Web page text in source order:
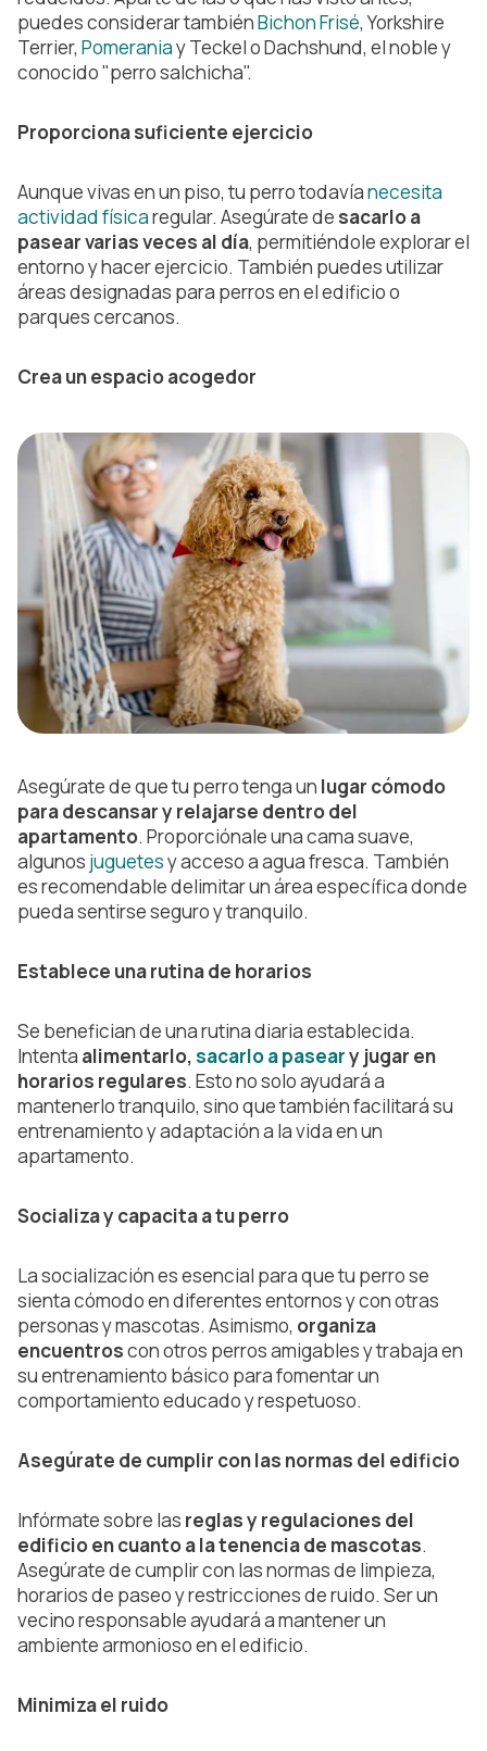
puedes considerar tambiénBichon Frisé, Yorkshire
Terrier, Pomeraniay Teckel o Dachshund, el noble y
conocido "perro salchicha".
Proporciona suficiente ejercicio
Aunque vivas en un piso, tu perro todavíanecesita
actividad físicaregular. Asegúrate de sacarlo a
pasear varias veces al día, permitiéndole explorar el
entorno y hacer ejercicio. También puedes utilizar
áreas designadas para perros en el edificio o
parques cercanos.
Crea un espacio acogedor
Asegúrate de que tu perro tenga un lugar cómodo
para descansar y relajarse dentro del
apartamento. Proporciónale una cama suave,
algunos juguetesy acceso a agua fresca. También
es recomendable delimitar un área específica donde
pueda sentirse seguro y tranquilo.
Establece una rutina de horarios
Se benefician de una rutina diaria establecida.
Intenta alimentarlo, sacarlo a paseary jugar en
horarios regulares. Esto no solo ayudará a
mantenerlo tranquilo, sino que también facilitará su
entrenamiento y adaptación a la vida en un
apartamento.
Socializa y capacita a tu perro
La socialización es esencial para que tu perro se
sienta cómodo en diferentes entornos y con otras
personas y mascotas. Asimismo, organiza
encuentroscon otros perros amigables y trabaja en
su entrenamiento básico para fomentar un
comportamiento educado y respetuoso.
Asegúrate de cumplir con las normas del edificio
Infórmate sobre las reglas y regulaciones del
edificio en cuanto a la tenencia de mascotas.
Asegúrate de cumplir con las normas de limpieza,
horarios de paseo y restricciones de ruido. Ser un
vecino responsable ayudará a mantener un
ambiente armonioso en el edificio.
Minimiza el ruido